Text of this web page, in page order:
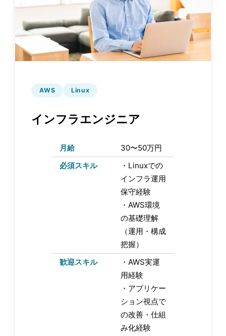
AWS Linux
インフラエンジニア
月給
30〜50万円
必須スキル
・Linuxでの
インフラ運用
保守経験
・AWS環境
の基礎理解
（運用・構成
把握）
歓迎スキル
・AWS実運
用経験
・アプリケー
ション視点で
の改善・仕組
み化経験